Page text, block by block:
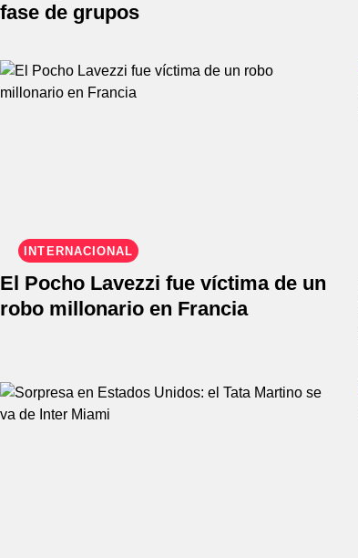
fase de grupos
INTERNACIONAL
El Pocho Lavezzi fue víctima de un
robo millonario en Francia